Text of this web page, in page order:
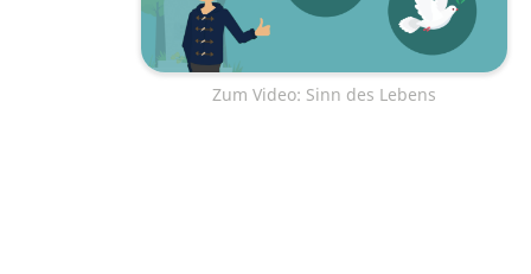
Zum Video: Sinn des Lebens